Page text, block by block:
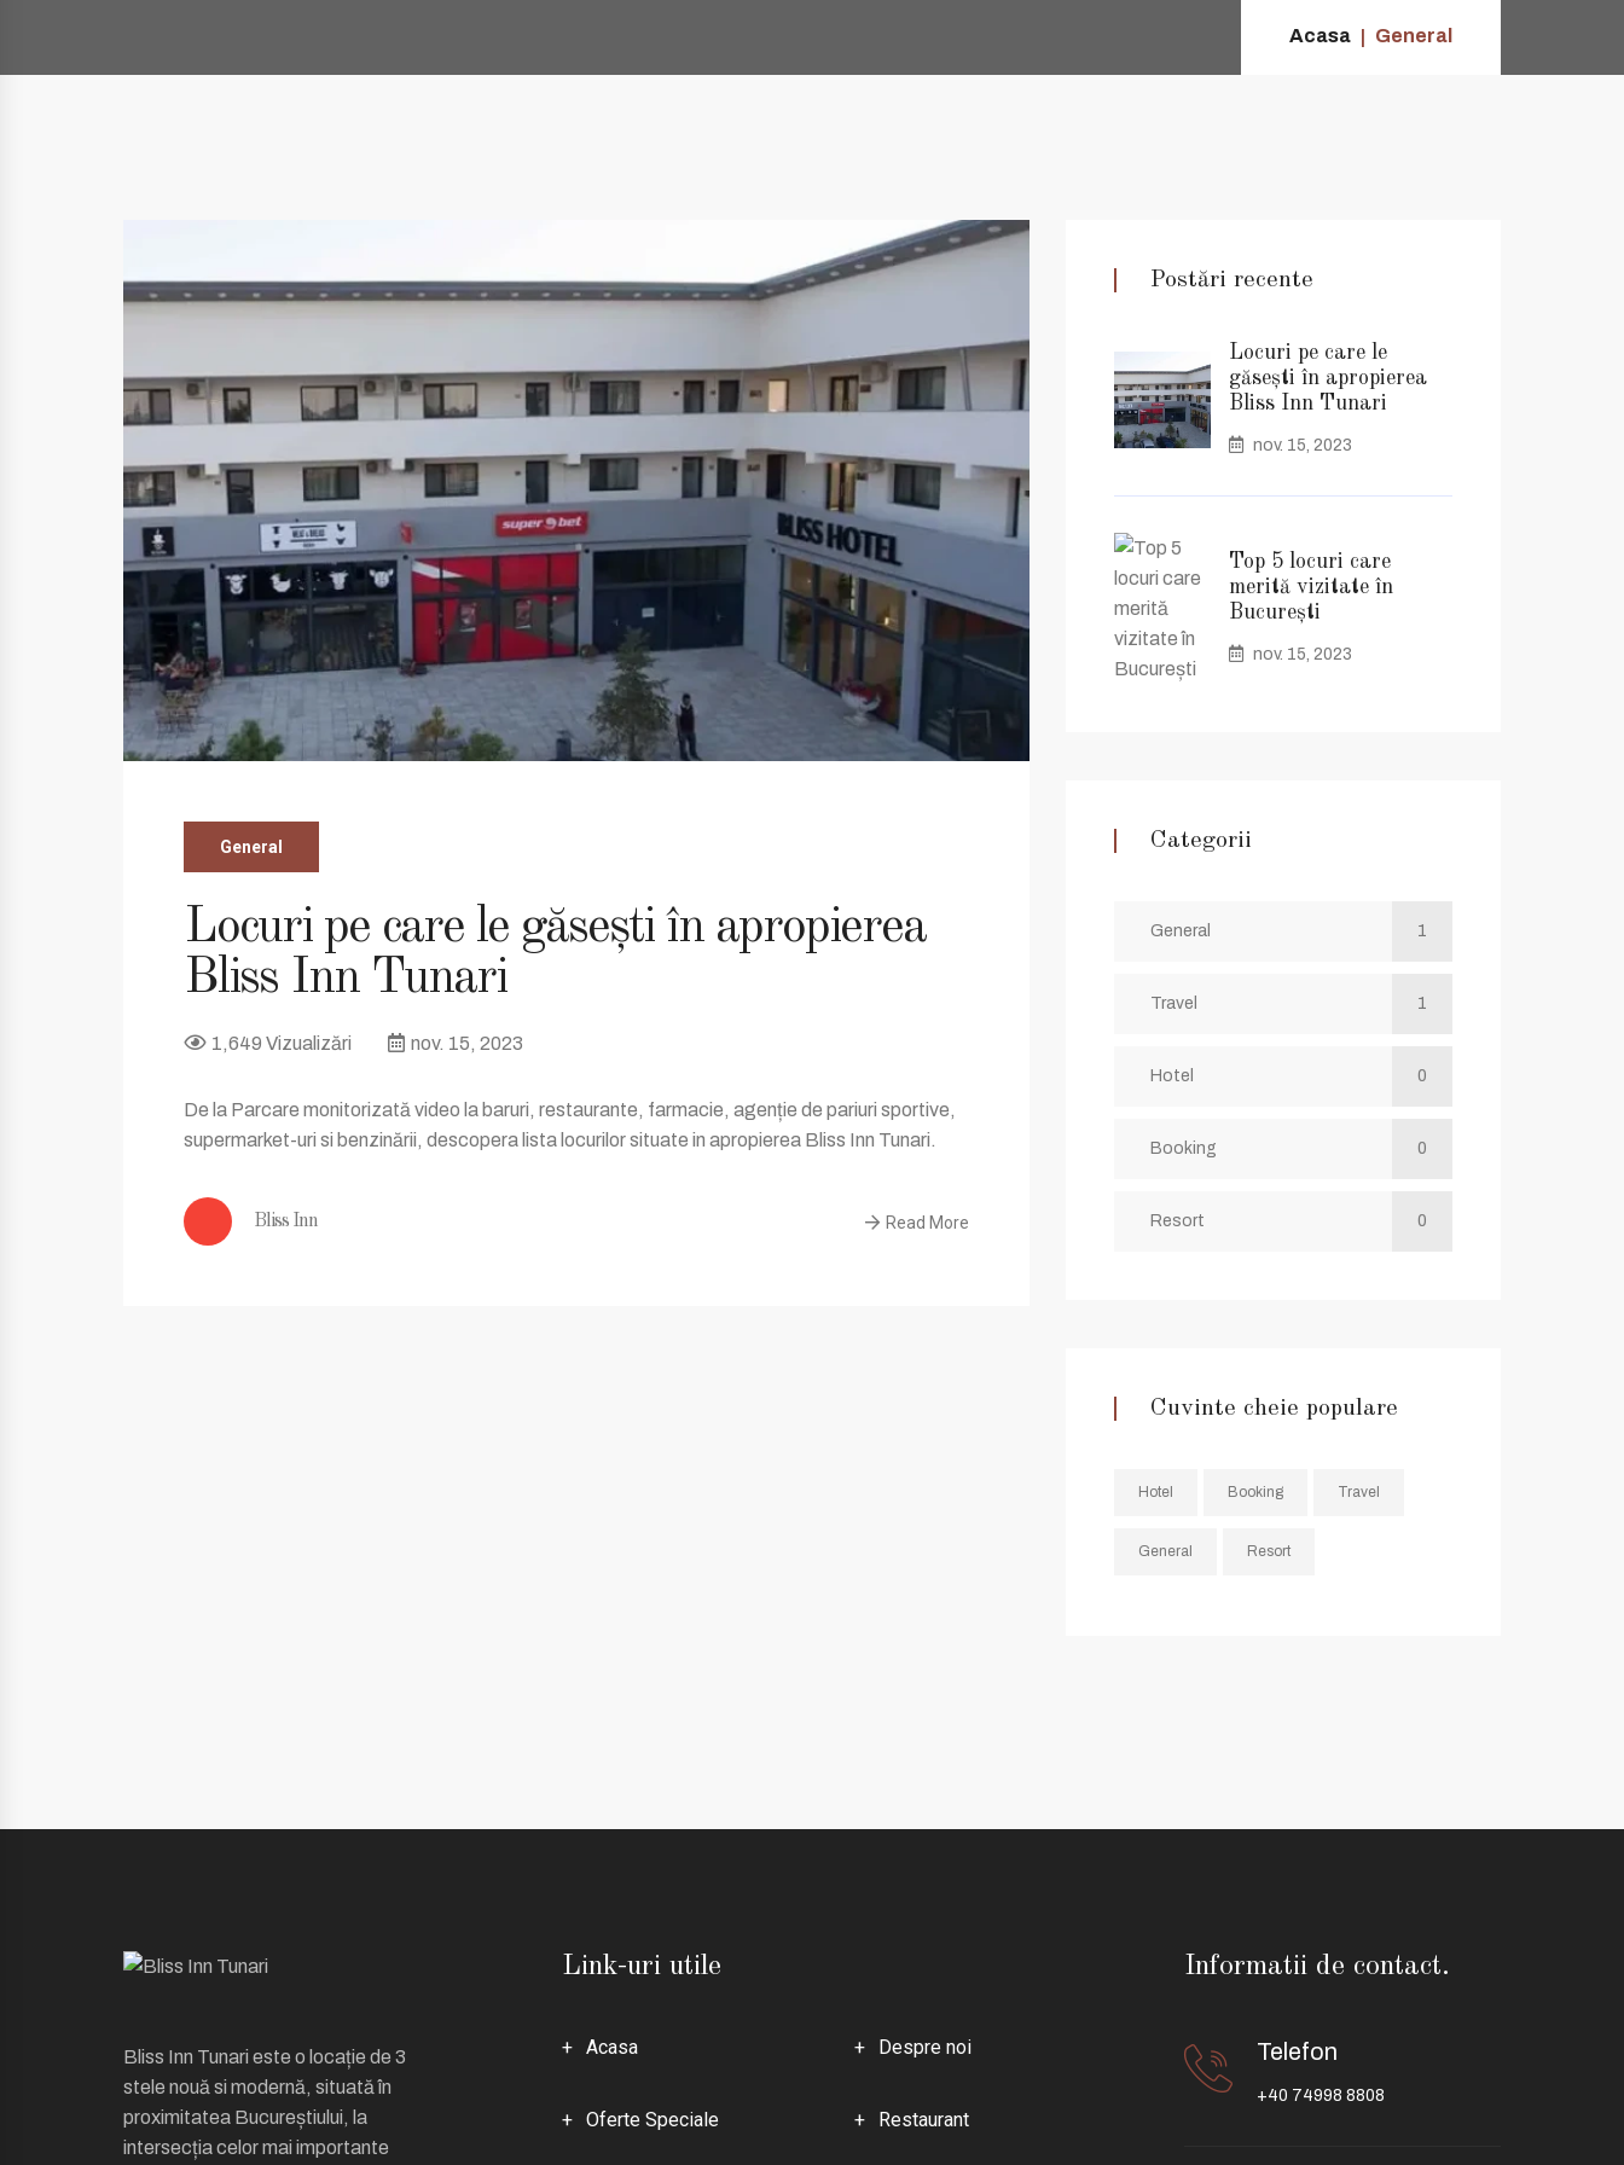
Acasa General
General
Locuri pe care le găsești în apropierea
Bliss Inn Tunari
1,649 Vizualizări nov. 15, 2023
De la Parcare monitorizată video la baruri, restaurante, farmacie, agenție de pariuri sportive,
supermarket-uri si benzinării, descopera lista locurilor situate in apropierea Bliss Inn Tunari.
Bliss Inn Read More
Postări recente
Locuri pe care le
găsești în apropierea
Bliss Inn Tunari
nov. 15, 2023
Top 5 locuri care
merită vizitate în
București
nov. 15, 2023
Categorii
General 1
Travel 1
Hotel 0
Booking 0
Resort 0
Cuvinte cheie populare
Hotel Booking Travel
General Resort
Bliss Inn Tunari este o locație de 3
stele nouă si modernă, situată în
proximitatea Bucureștiului, la
intersecția celor mai importante
Link-uri utile
Acasa Despre noi
Oferte Speciale Restaurant
Informatii de contact.
Telefon
+40 74998 8808